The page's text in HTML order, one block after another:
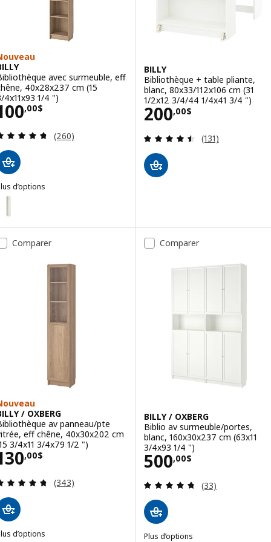
avec surmeuble, eff
40x28x237 cm (15
4x11x93 1/4 ")
,00$
100,00$
Examen: 4.7 sur des 5 Étoiles. Total des
(260)
d’options
: BILLY, Bibliothèque avec surmeuble, brun effet noyer,
BILLY
Bibliothèque + table pliante,
blanc, 80x33/112x106 cm (31
1/2x12 3/4/44 1/4x41 3/4 ")
200,00$
Prix 200,00$
Examen: 4.5
(131)
Comparer
/ OXBERG
av panneau/pte
eff chêne, 40x30x202 cm
3/4x11 3/4x79 1/2 ")
,00$
130,00$
Examen: 4.7 sur des 5 Étoiles. Total des
(343)
d’options
Comparer
BILLY / OXBERG
Biblio av surmeuble/portes,
blanc, 160x30x237 cm (63x11
3/4x93 1/4 ")
500,00$
Prix 500,00$
Examen: 4.7
(33)
Plus d’options